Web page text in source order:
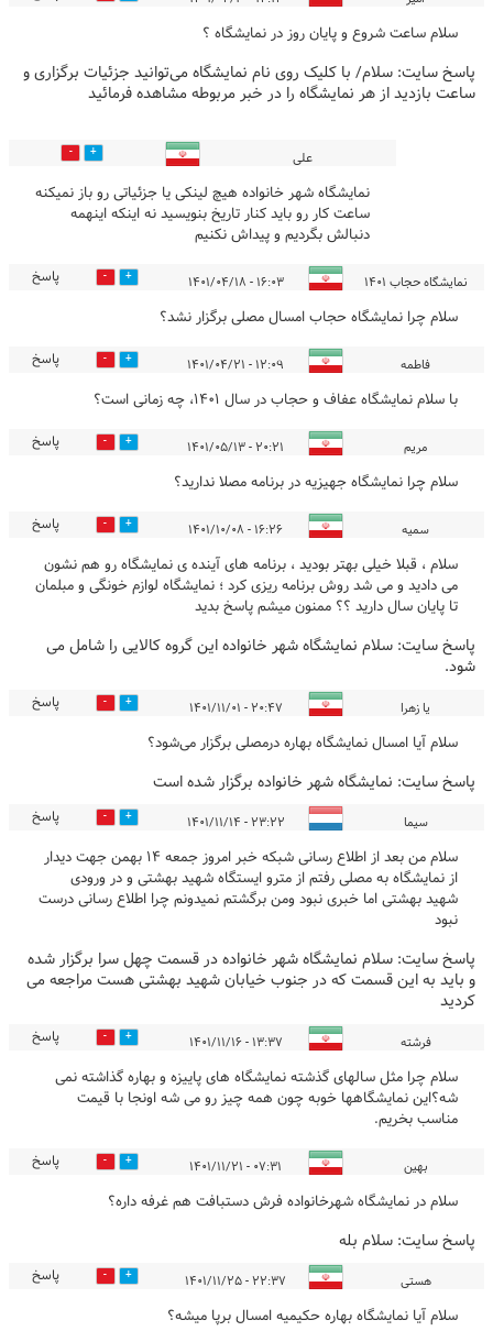
سلام ساعت شروع و پایان روز در نمایشگاه ؟
پاسخ سایت: سلام/ با کلیک روی نام نمایشگاه می‌توانید جزئیات برگزاری و
ساعت بازدید از هر نمایشگاه را در خبر مربوطه مشاهده فرمائید
علی
نمایشگاه شهر خانواده هیچ لینکی یا جزئیاتی رو باز نمیکنه
ساعت کار رو باید کنار تاریخ بنویسید نه اينکه اینهمه
دنبالش بگردیم و پیداش نکنیم
نمایشگاه حجاب 1401 ۱۶:۰۳ - ۱۴۰۱/۰۴/۱۸ 7 پاسخ
سلام چرا نمایشگاه حجاب امسال مصلی برگزار نشد؟
فاطمه ۱۲:۰۹ - ۱۴۰۱/۰۴/۲۱ 13 پاسخ
با سلام نمایشگاه عفاف و حجاب در سال ۱۴۰۱، چه زمانی است؟
مریم ۲۰:۲۱ - ۱۴۰۱/۰۵/۱۳ 15 پاسخ
سلام چرا نمایشگاه جهیزیه در برنامه مصلا ندارید؟
سمیه ۱۶:۲۶ - ۱۴۰۱/۱۰/۰۸ پاسخ
سلام ، قبلا خیلی بهتر بودید ، برنامه های آینده ی نمایشگاه رو هم نشون
می دادید و می شد روش برنامه ریزی کرد ؛ نمایشگاه لوازم خونگی و مبلمان
تا پایان سال دارید ؟؟ ممنون میشم پاسخ بدید
پاسخ سایت: سلام نمایشگاه شهر خانواده این گروه کالایی را شامل می
شود.
یا زهرا ۲۰:۴۷ - ۱۴۰۱/۱۱/۰۱ پاسخ
سلام آیا امسال نمایشگاه بهاره درمصلی برگزار می‌شود؟
پاسخ سایت: نمایشگاه شهر خانواده برگزار شده است
سیما ۲۳:۲۲ - ۱۴۰۱/۱۱/۱۴ 0 پاسخ
سلام من بعد از اطلاع رسانی شبکه خبر امروز جمعه ۱۴ بهمن جهت دیدار
از نمایشگاه به مصلی رفتم از مترو ایستگاه شهید بهشتی و در ورودی
شهید بهشتی اما خبری نبود ومن برگشتم نمیدونم چرا اطلاع رسانی درست
نبود
پاسخ سایت: سلام نمایشگاه شهر خانواده در قسمت چهل سرا برگزار شده
و باید به این قسمت که در جنوب خیابان شهید بهشتی هست مراجعه می
کردید
فرشته ۱۳:۳۷ - ۱۴۰۱/۱۱/۱۶ 0 پاسخ
سلام چرا مثل سالهای گذشته نمایشگاه های پاییزه و بهاره گذاشته نمی
شه؟این نمایشگاهها خوبه چون همه چیز رو می شه اونجا با قیمت
مناسب بخریم.
بهین ۰۷:۳۱ - ۱۴۰۱/۱۱/۲۱ پاسخ
سلام در نمایشگاه شهرخانواده فرش دستبافت هم غرفه داره؟
پاسخ سایت: سلام بله
هستی ۲۲:۳۷ - ۱۴۰۱/۱۱/۲۵ 0 پاسخ
سلام آیا نمایشگاه بهاره حکیمیه امسال برپا میشه؟